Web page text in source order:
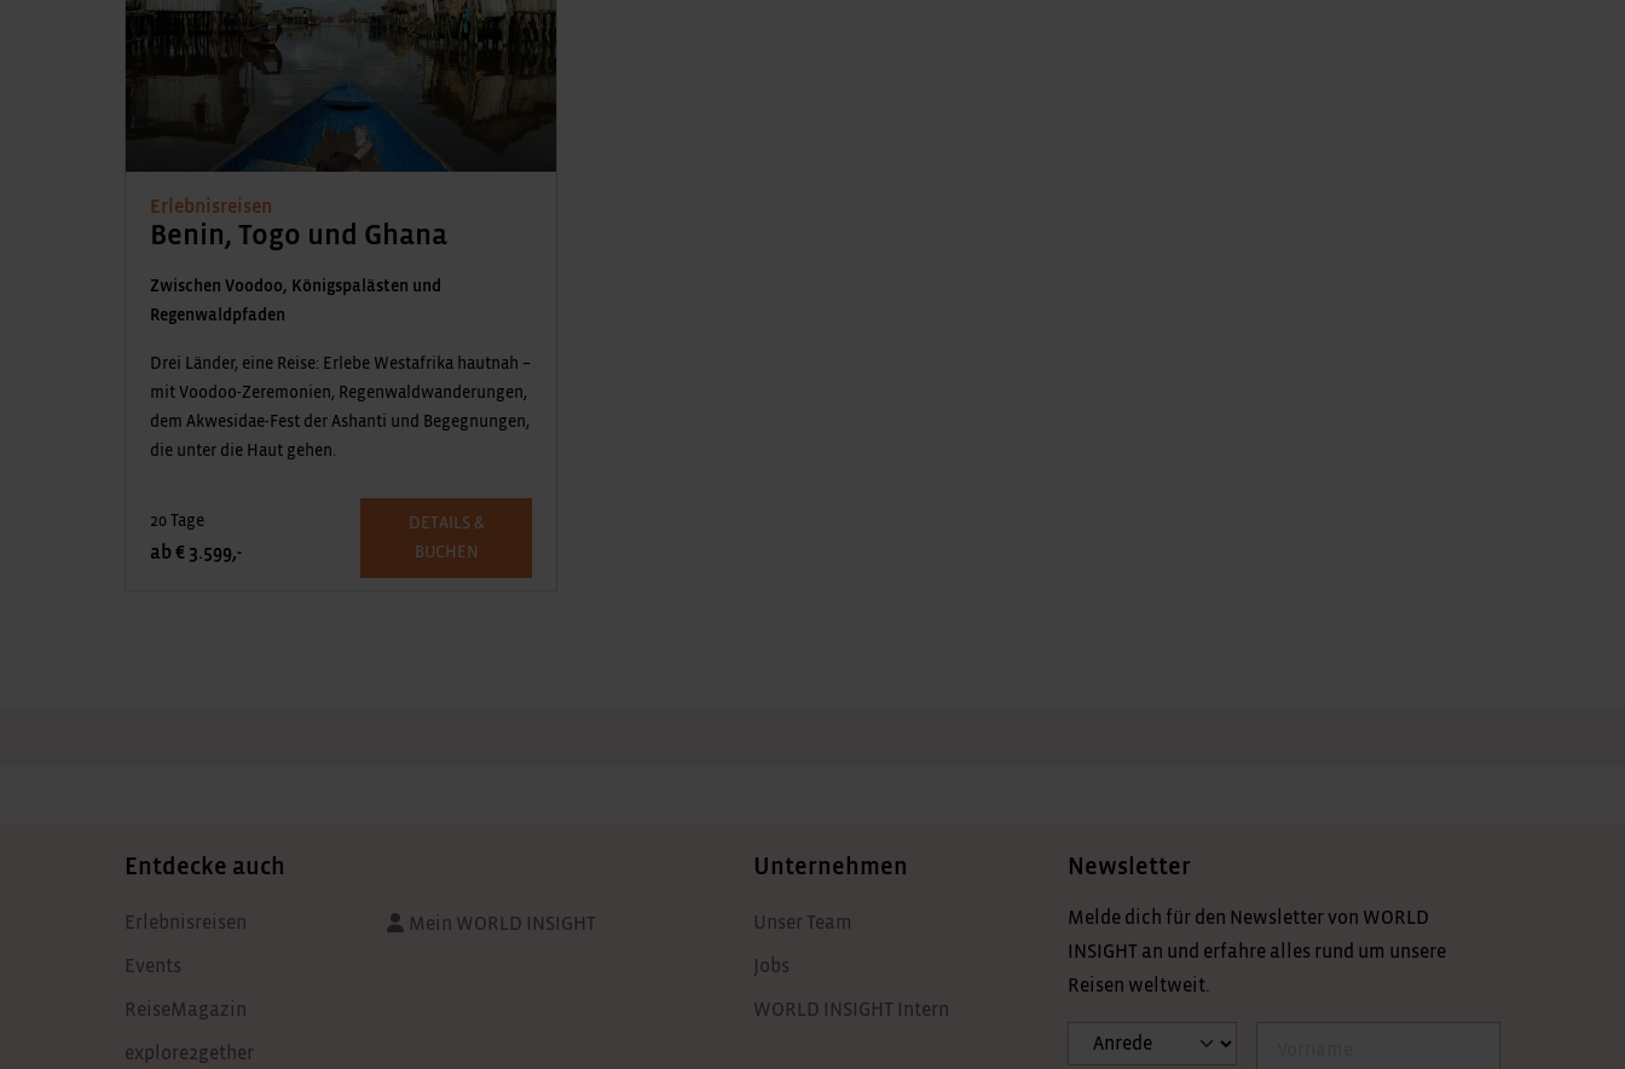
Erlebnisreisen
Benin, Togo und Ghana
Zwischen Voodoo, Königspalästen und
Regenwaldpfaden
Drei Länder, eine Reise: Erlebe Westafrika hautnah –
mit Voodoo-Zeremonien, Regenwaldwanderungen,
dem Akwesidae-Fest der Ashanti und Begegnungen,
die unter die Haut gehen.
20 Tage
ab € 3.599,-
DETAILS &
BUCHEN
Entdecke auch
Erlebnisreisen
Events
ReiseMagazin
explore2gether
Mein WORLD INSIGHT
Unternehmen
Unser Team
Jobs
WORLD INSIGHT Intern
Newsletter
Melde dich für den Newsletter von WORLD
INSIGHT an und erfahre alles rund um unsere
Reisen weltweit.
Anrede